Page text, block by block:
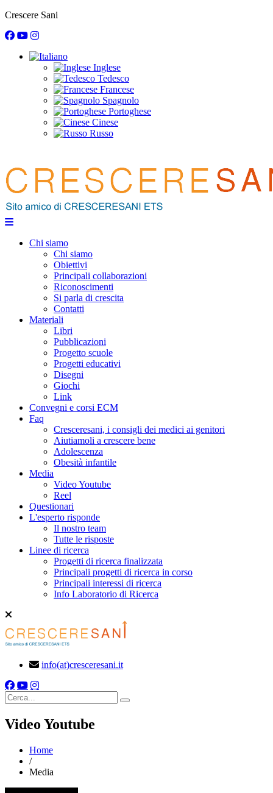
Crescere Sani
Inglese
Tedesco
Francese
Spagnolo
Portoghese
Cinese
Russo
Chi siamo
Chi siamo
Obiettivi
Principali collaborazioni
Riconoscimenti
Si parla di crescita
Contatti
Materiali
Libri
Pubblicazioni
Progetto scuole
Progetti educativi
Disegni
Giochi
Link
Convegni e corsi ECM
Faq
Cresceresani, i consigli dei medici ai genitori
Aiutiamoli a crescere bene
Adolescenza
Obesità infantile
Media
Video Youtube
Reel
Questionari
L'esperto risponde
Il nostro team
Tutte le risposte
Linee di ricerca
Progetti di ricerca finalizzata
Principali progetti di ricerca in corso
Principali interessi di ricerca
Info Laboratorio di Ricerca
info(at)cresceresani.it
Cerca
Video Youtube
Home
/
Media
Ciao, sono Camilla il tuo assistente personale Cresceresani.
diagnosi di un problema di crescita, né sostituirsi in